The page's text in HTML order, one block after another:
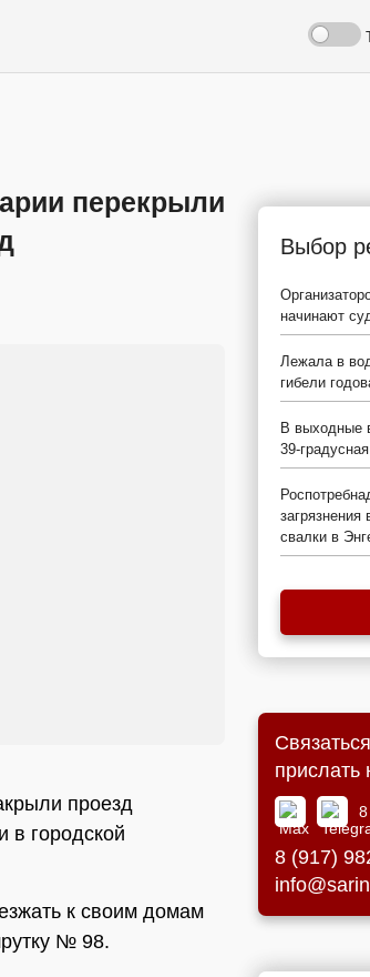
перекрыли
проезд
в городской
к своим домам
№ 98.
Выбор
начинают
Лежала в
гибели
В выходные
39-
загрязнения
свалки в
прислать
8 (917)